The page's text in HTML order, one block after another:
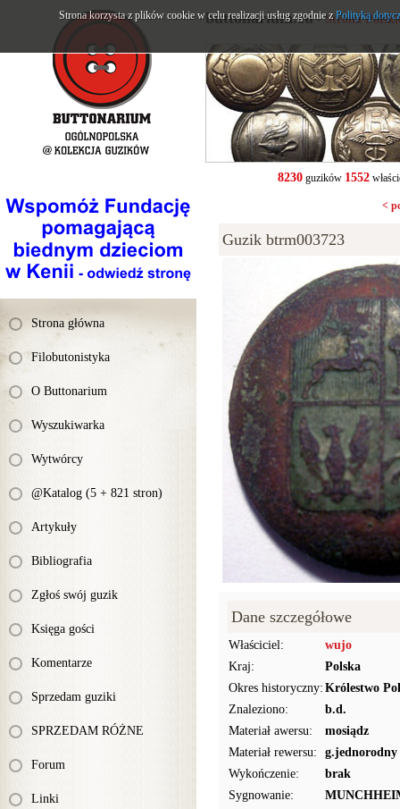
Strona główna
Filobutonistyka
O Buttonarium
Wyszukiwarka
Wytwórcy
@Katalog (5 + 821 stron)
Artykuły
Bibliografia
Zgłoś swój guzik
Księga gości
Komentarze
Sprzedam guziki
SPRZEDAM RÓŻNE
Forum
Linki
buttonarium.eu- Strona
8230guzików 1552
<
Guzik btrm003723
Dane szczegółowe
Właściciel:
wujo
Kraj:
Polska
Okres historyczny: Królestwo
Znaleziono:
b.d.
Materiał awersu:
mosiądz
Materiał rewersu:
g.jednorodny
Wykończenie:
brak
Sygnowanie:
Strona korzysta z plików cookie w celu realizacji usług zgodnie zPolityką